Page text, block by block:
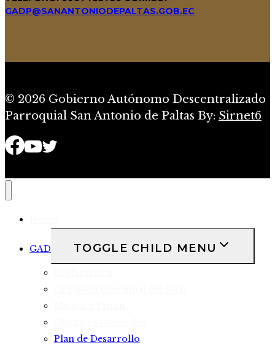
GADP@SANANTONIODEPALTAS.GOB.EC
© 2026 Gobierno Autónomo Descentralizado
Parroquial San Antonio de Paltas By: Sirnet6
GAD TOGGLE CHILD MENU
Plan de Desarrollo